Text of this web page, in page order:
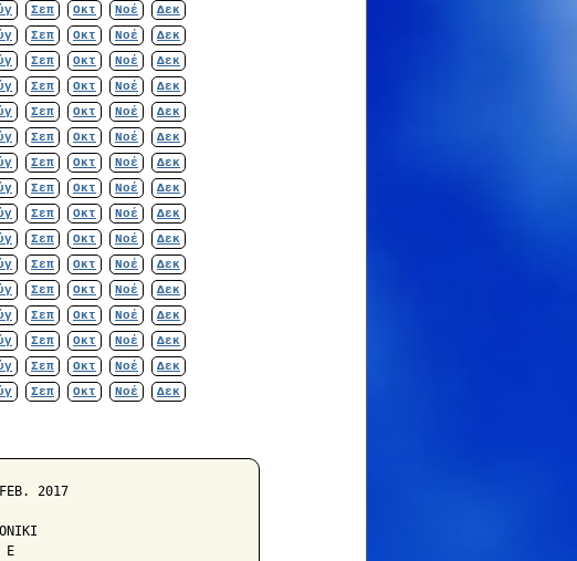
Σεπ Οκτ Νοέ
Δεκ
Σεπ Οκτ Νοέ
Δεκ
Σεπ Οκτ Νοέ
Δεκ
Σεπ Οκτ Νοέ
Δεκ
Σεπ Οκτ Νοέ
Δεκ
Σεπ Οκτ Νοέ
Δεκ
Σεπ Οκτ Νοέ
Δεκ
Σεπ Οκτ Νοέ
Δεκ
Σεπ Οκτ Νοέ
Δεκ
Σεπ Οκτ Νοέ
Δεκ
Σεπ Οκτ Νοέ
Δεκ
Σεπ Οκτ Νοέ
Δεκ
Σεπ Οκτ Νοέ
Δεκ
Σεπ Οκτ Νοέ
Δεκ
Σεπ Οκτ Νοέ
Δεκ
Σεπ Οκτ Νοέ Δεκ
2017
E